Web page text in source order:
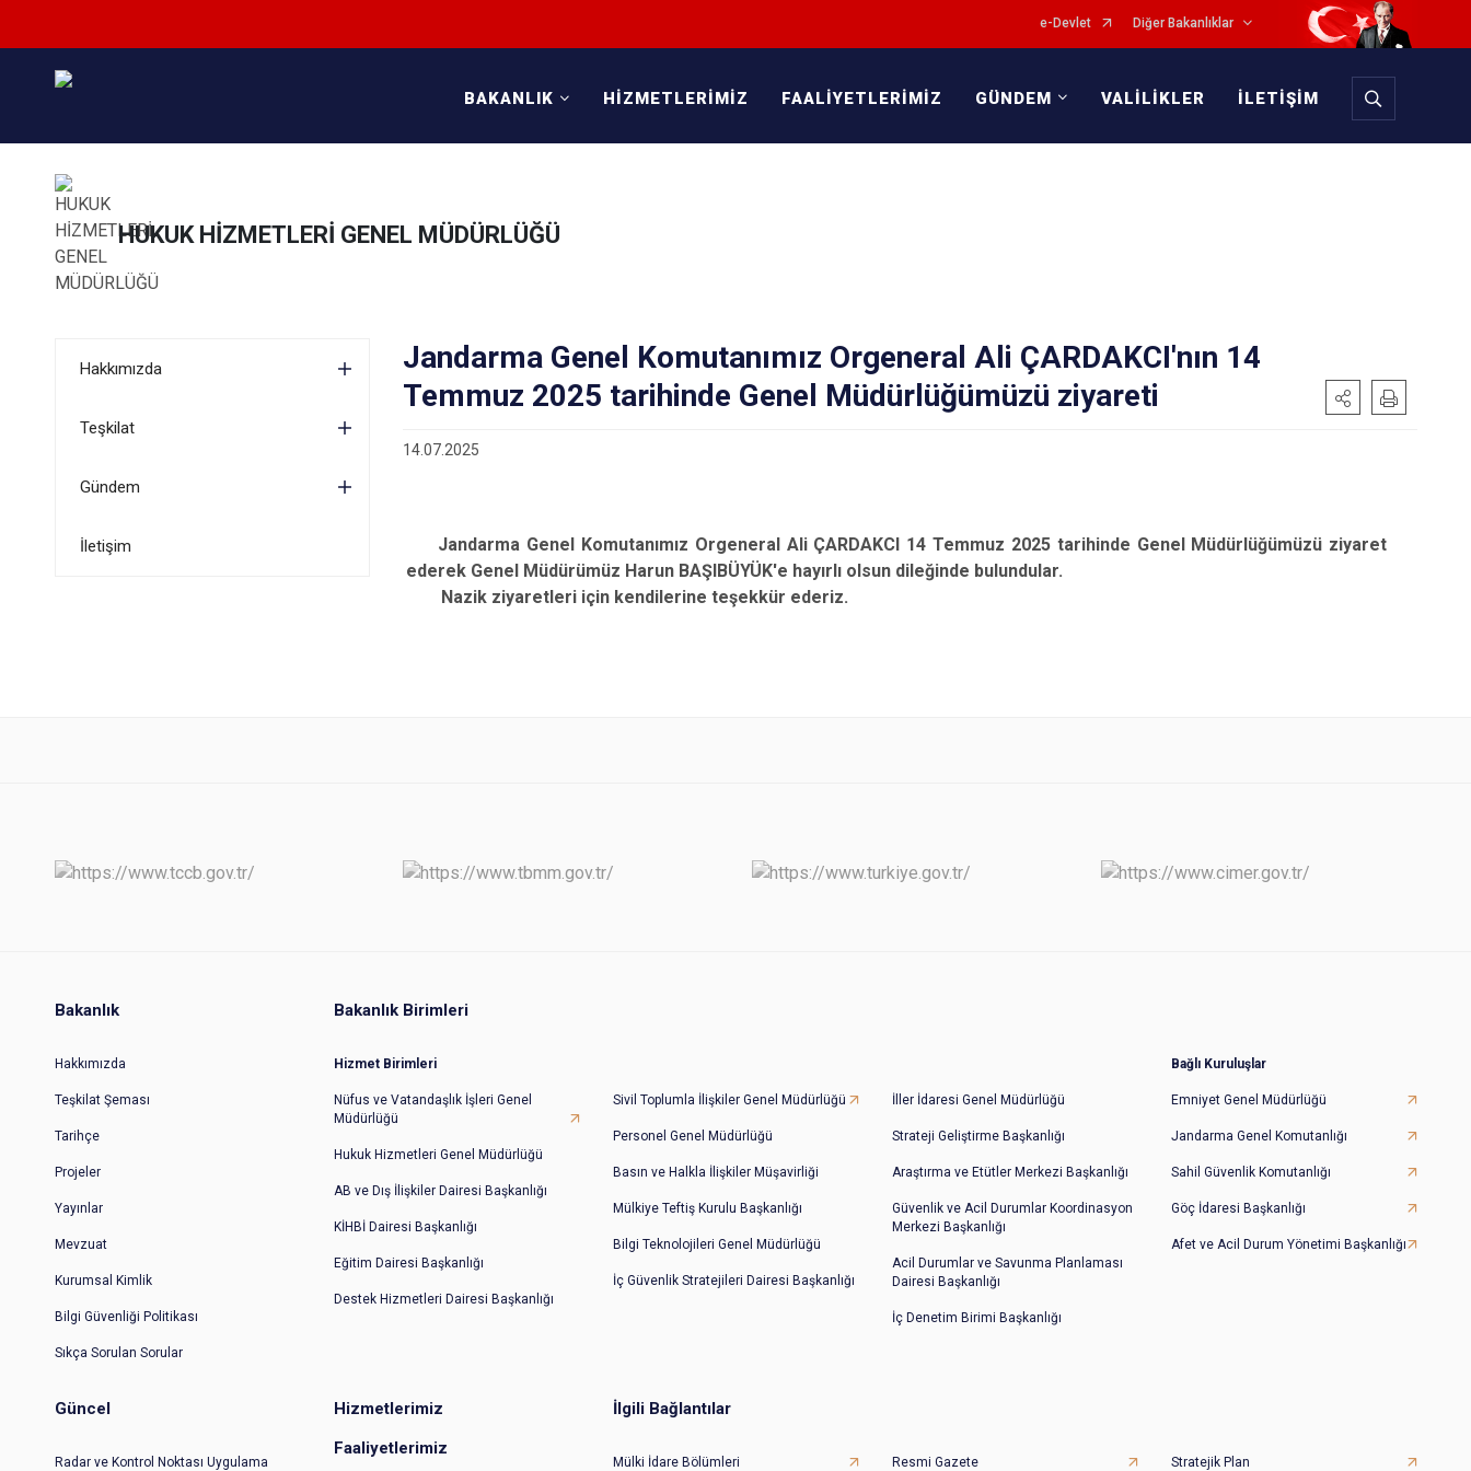
e-Devlet Diğer Bakanlıklar
BAKANLIK HİZMETLERİMİZ FAALİYETLERİMİZ GÜNDEM VALİLİKLER İLETİŞİM
HUKUK HİZMETLERİ GENEL MÜDÜRLÜĞÜ
Hakkımızda
Teşkilat
Gündem
İletişim
Jandarma Genel Komutanımız Orgeneral Ali ÇARDAKCI'nın 14
Temmuz 2025 tarihinde Genel Müdürlüğümüzü ziyareti
14.07.2025
Jandarma Genel Komutanımız Orgeneral Ali ÇARDAKCI 14 Temmuz 2025 tarihinde Genel Müdürlüğümüzü ziyaret
ederek Genel Müdürümüz Harun BAŞIBÜYÜK'e hayırlı olsun dileğinde bulundular.
Nazik ziyaretleri için kendilerine teşekkür ederiz.
Bakanlık
Hakkımızda
Teşkilat Şeması
Tarihçe
Projeler
Yayınlar
Mevzuat
Kurumsal Kimlik
Bilgi Güvenliği Politikası
Sıkça Sorulan Sorular
Bakanlık Birimleri
Hizmet Birimleri
Nüfus ve Vatandaşlık İşleri Genel
Müdürlüğü
Hukuk Hizmetleri Genel Müdürlüğü
AB ve Dış İlişkiler Dairesi Başkanlığı
KİHBİ Dairesi Başkanlığı
Eğitim Dairesi Başkanlığı
Destek Hizmetleri Dairesi Başkanlığı
Sivil Toplumla İlişkiler Genel Müdürlüğü
Personel Genel Müdürlüğü
Basın ve Halkla İlişkiler Müşavirliği
Mülkiye Teftiş Kurulu Başkanlığı
Bilgi Teknolojileri Genel Müdürlüğü
İç Güvenlik Stratejileri Dairesi Başkanlığı
İller İdaresi Genel Müdürlüğü
Strateji Geliştirme Başkanlığı
Araştırma ve Etütler Merkezi Başkanlığı
Güvenlik ve Acil Durumlar Koordinasyon
Merkezi Başkanlığı
Acil Durumlar ve Savunma Planlaması
Dairesi Başkanlığı
İç Denetim Birimi Başkanlığı
Bağlı Kuruluşlar
Emniyet Genel Müdürlüğü
Jandarma Genel Komutanlığı
Sahil Güvenlik Komutanlığı
Göç İdaresi Başkanlığı
Afet ve Acil Durum Yönetimi Başkanlığı
Güncel
Radar ve Kontrol Noktası Uygulama
Hizmetlerimiz
Faaliyetlerimiz
İlgili Bağlantılar
Mülki İdare Bölümleri Resmi Gazete Stratejik Plan